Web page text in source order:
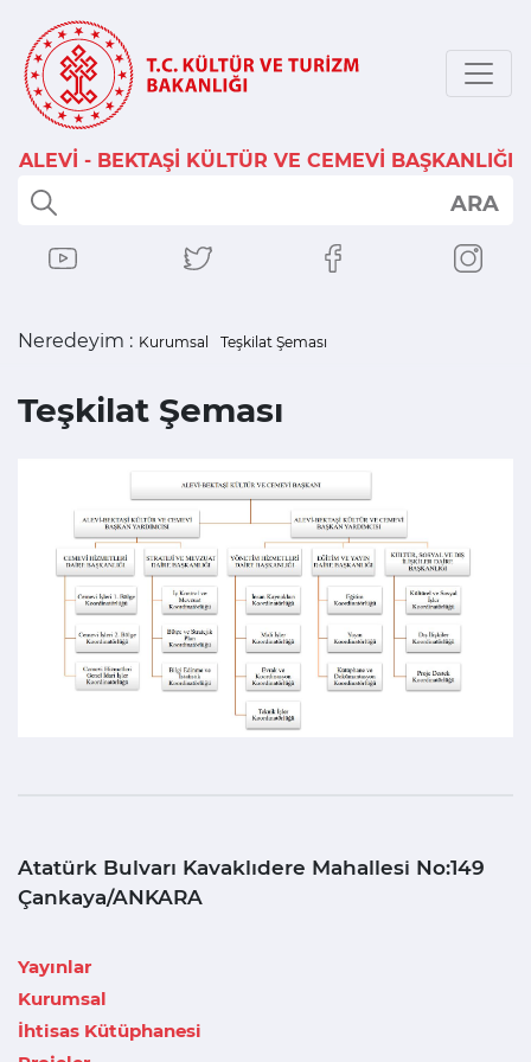
ALEVİ - BEKTAŞİ KÜLTÜR VE CEMEVİ BAŞKANLIĞI
ARA
Neredeyim : Kurumsal Teşkilat Şeması
Teşkilat Şeması
Atatürk Bulvarı Kavaklıdere Mahallesi No:149
Çankaya/ANKARA
Yayınlar
Kurumsal
İhtisas Kütüphanesi